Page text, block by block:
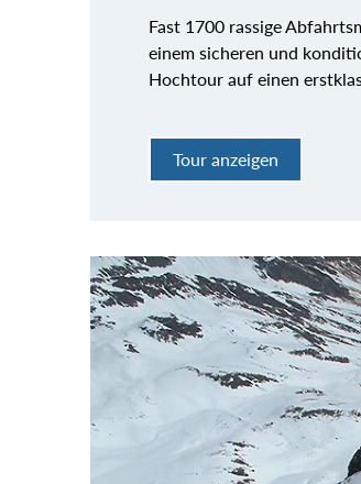
Fast 1700 rassige
einem sicheren und
Hochtour auf einen
Tour anzeigen